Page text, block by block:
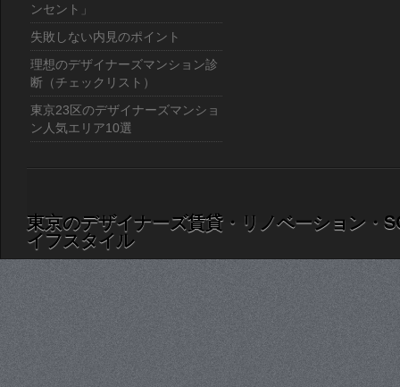
ンセント」
失敗しない内見のポイント
理想のデザイナーズマンション診
断（チェックリスト）
東京23区のデザイナーズマンショ
ン人気エリア10選
東京のデザイナーズ賃貸・リノベーション・
イフスタイル